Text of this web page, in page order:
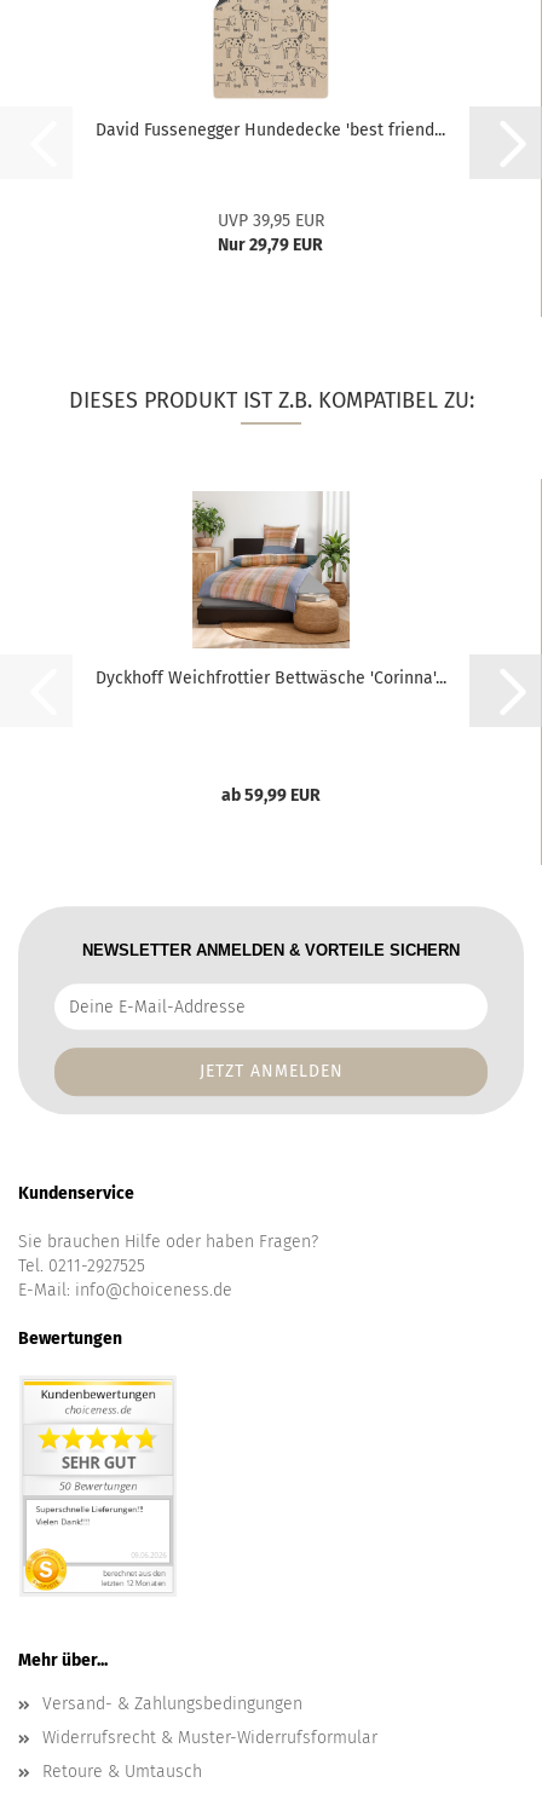
David Fussenegger Hundedecke 'best friend...
UVP 39,95 EUR
Nur 29,79 EUR
DIESES PRODUKT IST Z.B. KOMPATIBEL ZU:
Dyckhoff Weichfrottier Bettwäsche 'Corinna'...
ab 59,99 EUR
NEWSLETTER ANMELDEN & VORTEILE SICHERN
Deine
E-
Addresse
Kundenservice
Sie brauchen Hilfe oder haben Fragen?
Tel. 0211-2927525
E-Mail: info@choiceness.de
Bewertungen
Mehr über...
Versand- & Zahlungsbedingungen
Widerrufsrecht & Muster-Widerrufsformular
Retoure & Umtausch